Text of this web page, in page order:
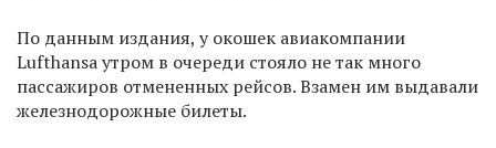
По данным издания, у окошек авиакомпании
Lufthansa утром в очереди стояло не так много
пассажиров отмененных рейсов. Взамен им выдавали
железнодорожные билеты.